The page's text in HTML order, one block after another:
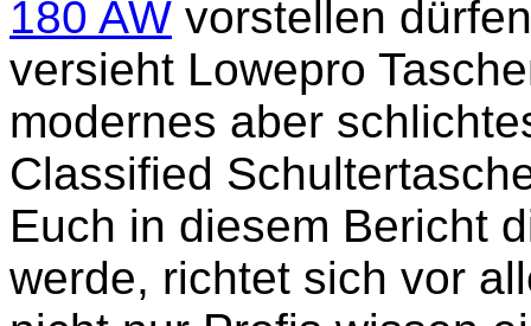
180 AW vorstellen
versieht Lowepro
modernes aber
Classified
Euch in diesem Bericht
werde, richtet sich vor